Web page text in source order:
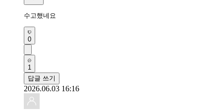
수고했네요
0
1
답글 쓰기
2026.06.03 16:16